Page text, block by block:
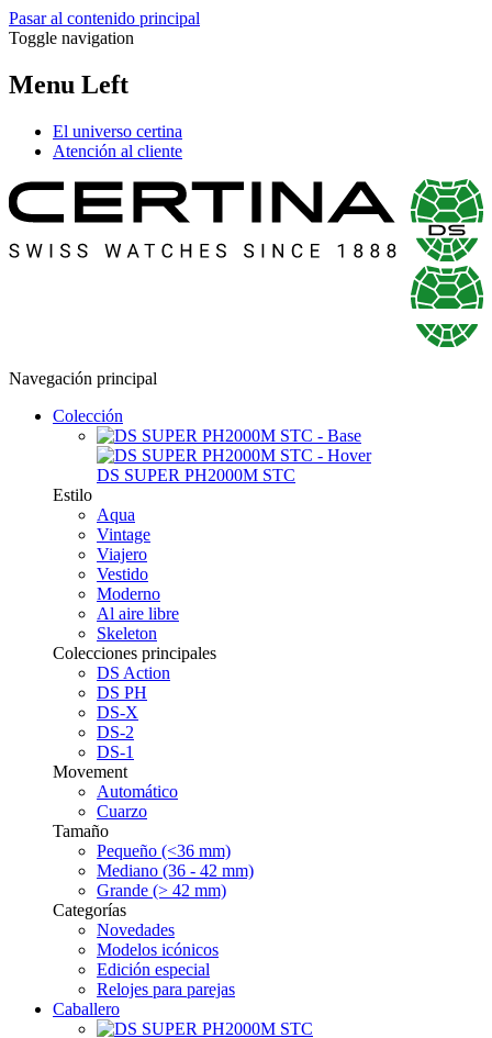
Pasar al contenido principal
Toggle navigation
Menu Left
El universo certina
Atención al cliente
Navegación principal
Colección
DS SUPER PH2000M STC
Estilo
Aqua
Vintage
Viajero
Vestido
Moderno
Al aire libre
Skeleton
Colecciones principales
DS Action
DS PH
DS-X
DS-2
DS-1
Movement
Automático
Cuarzo
Tamaño
Pequeño (<36 mm)
Mediano (36 - 42 mm)
Grande (> 42 mm)
Categorías
Novedades
Modelos icónicos
Edición especial
Relojes para parejas
Caballero